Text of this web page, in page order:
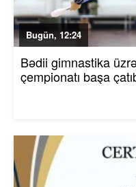
Bugün, 12:24
Bədii gimnastika
çempionatı başa